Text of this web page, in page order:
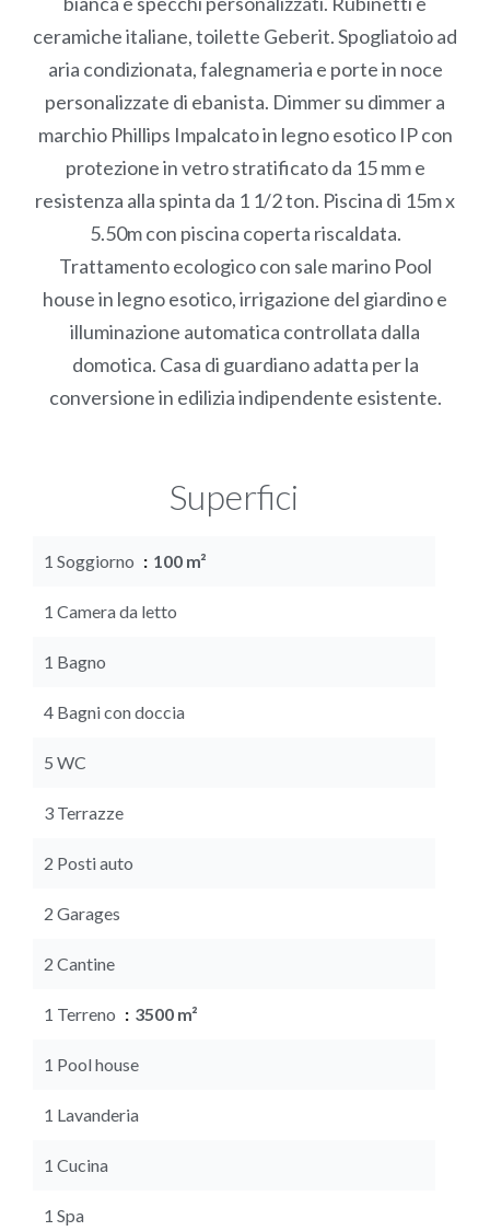
ceramiche italiane, toilette Geberit. Spogliatoio ad
aria condizionata, falegnameria e porte in noce
personalizzate di ebanista. Dimmer su dimmer a
marchio Phillips Impalcato in legno esotico IP con
protezione in vetro stratificato da 15 mm e
resistenza alla spinta da 1 1/2 ton. Piscina di 15m x
5.50m con piscina coperta riscaldata.
Trattamento ecologico con sale marino Pool
house in legno esotico, irrigazione del giardino e
illuminazione automatica controllata dalla
domotica. Casa di guardiano adatta per la
conversione in edilizia indipendente esistente.
Superfici
1 Soggiorno 100 m²
1 Camera da letto
1 Bagno
4 Bagni con doccia
5 WC
3 Terrazze
2 Posti auto
2 Garages
2 Cantine
1 Terreno 3500 m²
1 Pool house
1 Lavanderia
1 Cucina
1 Spa